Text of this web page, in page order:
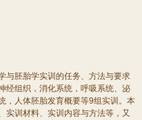
与胚胎学实训的任务、方法与要求
经组织，消化系统，呼吸系统、泌
，人体胚胎发育概要等9组实训。本
实训材料、实训内容与方法等，又